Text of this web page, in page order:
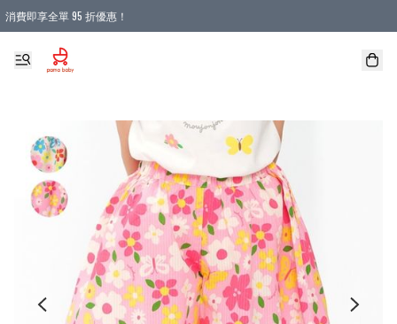
消費即享全單 95 折優惠！
購物滿 HKD 900.00即享免運費優惠！（適用於 本地送貨、本地取貨 )